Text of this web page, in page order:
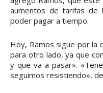
aumentos de tarifas de
poder pagar a tiempo.
Hoy, Ramos sigue por la
para otro lado, ya que
y que va a pasar».
seguimos resistiendo»,